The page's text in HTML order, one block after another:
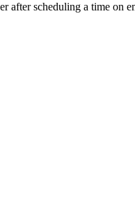
after scheduling a time on